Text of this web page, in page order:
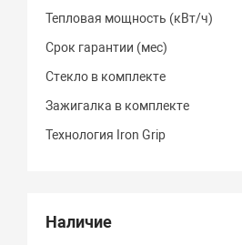
Тепловая мощность (кВт/ч)
Срок гарантии (мес)
Стекло в комплекте
Зажигалка в комплекте
Технология Iron Grip
Наличие